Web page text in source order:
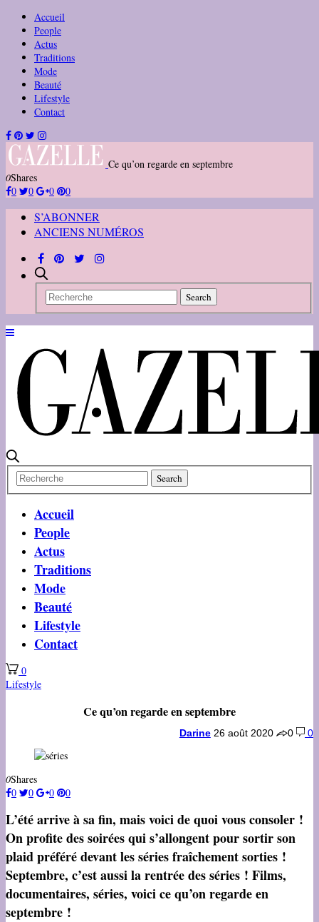
Accueil
People
Actus
Traditions
Mode
Beauté
Lifestyle
Contact
Ce qu’on regarde en septembre
0Shares
0
0 0 0
S’ABONNER
ANCIENS NUMÉROS
Accueil
People
Actus
Traditions
Mode
Beauté
Lifestyle
Contact
0
Lifestyle
Ce qu’on regarde en septembre
Darine 26 août 2020 0 0
0Shares
0
0 0 0
L’été arrive à sa fin, mais voici de quoi vous consoler !
On profite des soirées qui s’allongent pour sortir son
plaid préféré devant les séries fraîchement sorties !
Septembre, c’est aussi la rentrée des séries ! Films,
documentaires, séries, voici ce qu’on regarde en
septembre !